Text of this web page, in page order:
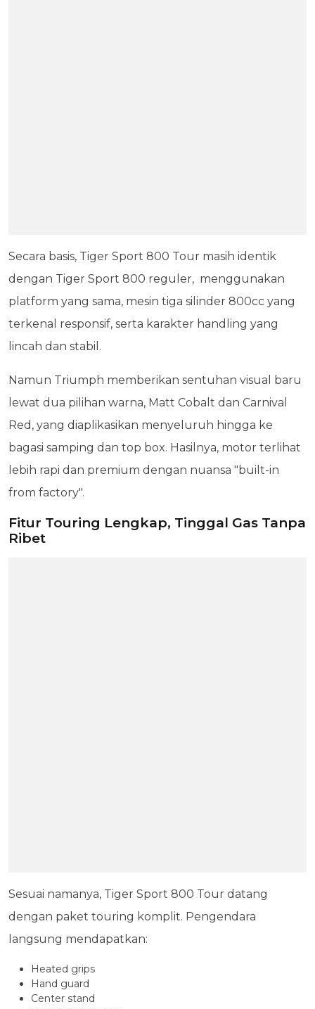
Secara basis, Tiger Sport 800 Tour masih identik
dengan Tiger Sport 800 reguler, menggunakan
platform yang sama, mesin tiga silinder 800cc yang
terkenal responsif, serta karakter handling yang
lincah dan stabil.
Namun Triumph memberikan sentuhan visual baru
lewat dua pilihan warna, Matt Cobalt dan Carnival
Red, yang diaplikasikan menyeluruh hingga ke
bagasi samping dan top box. Hasilnya, motor terlihat
lebih rapi dan premium dengan nuansa "built-in
from factory".
Fitur Touring Lengkap, Tinggal Gas Tanpa
Ribet
Sesuai namanya, Tiger Sport 800 Tour datang
dengan paket touring komplit. Pengendara
langsung mendapatkan:
Heated grips
Hand guard
Center stand